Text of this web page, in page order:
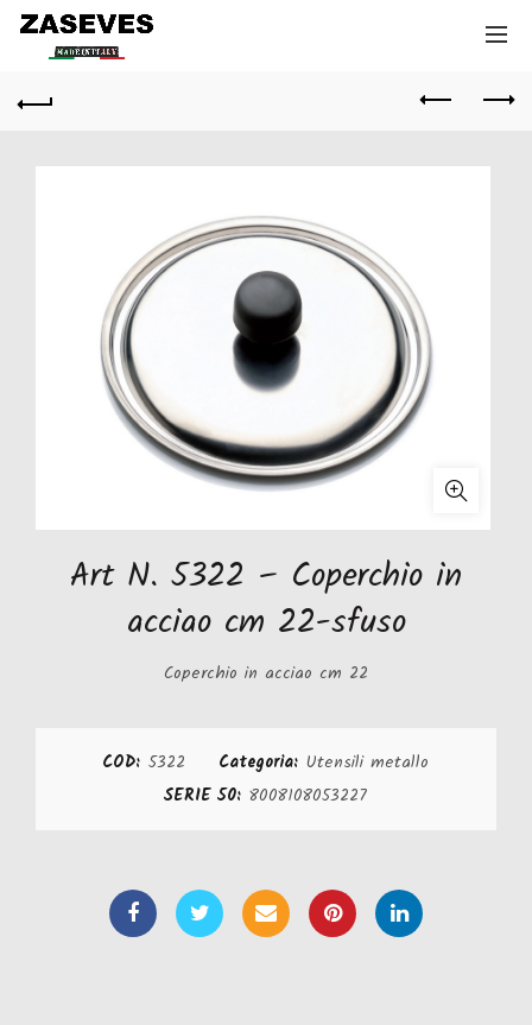
Art N. 5322 – Coperchio in
acciao cm 22-sfuso
Coperchio in acciao cm 22
COD: 5322 Categoria: Utensili metallo
SERIE 50: 8008108053227